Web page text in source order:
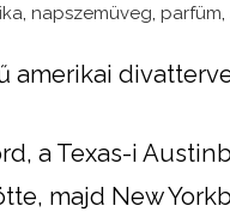
, napszemüveg, parfüm,
a Texas-i
majd New